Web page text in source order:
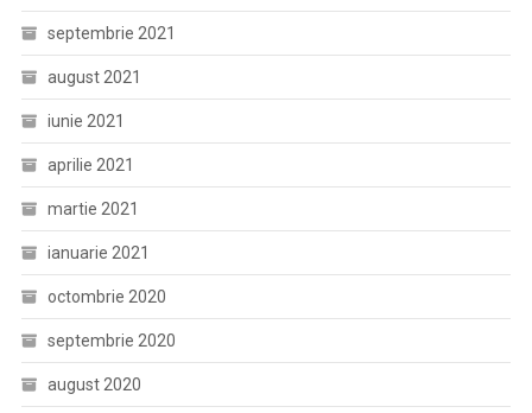
septembrie 2021
august 2021
iunie 2021
aprilie 2021
martie 2021
ianuarie 2021
octombrie 2020
septembrie 2020
august 2020